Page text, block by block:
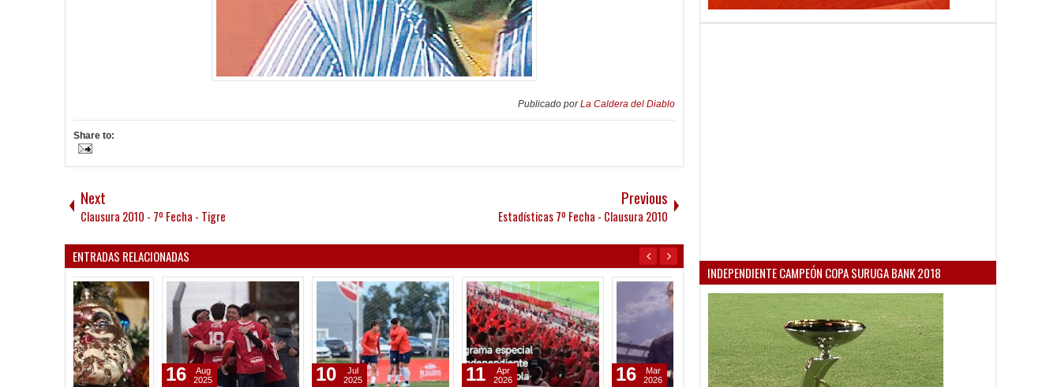
Publicado porLa Caldera del Diablo
Share to:
Next
Clausura 2010 - 7º Fecha - Tigre
Previous
Estadísticas 7º Fecha - Clausura 2010
ENTRADAS RELACIONADAS
16
Aug
2025
10
Jul
2025
11
Apr
2026
16
Mar
2026
Apr
2026
19
Jan
2026
INDEPENDIENTE CAMPEÓN COPA SURUGA BANK 2018